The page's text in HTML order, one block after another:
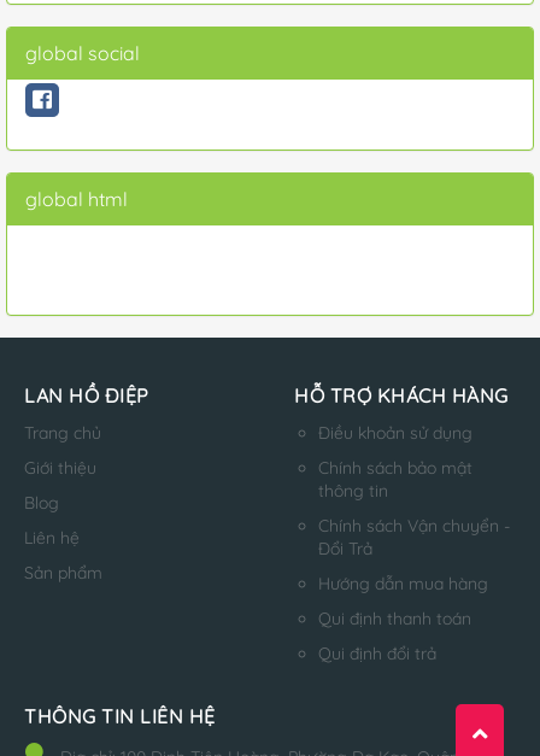
global social
global html
LAN HỒ ĐIỆP
Trang chủ
Giới thiệu
Blog
Liên hệ
Sản phẩm
HỖ TRỢ KHÁCH HÀNG
Điều khoản sử dụng
Chính sách bảo mật
thông tin
Chính sách Vận chuyển -
Đổi Trả
Hướng dẫn mua hàng
Qui định thanh toán
Qui định đổi trả
THÔNG TIN LIÊN HỆ